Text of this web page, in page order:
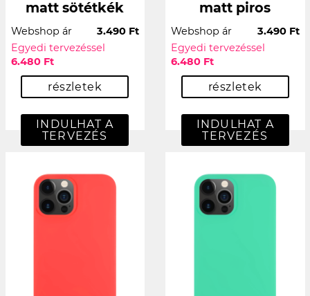
matt sötétkék
Webshop ár
3.490 Ft
Egyedi tervezéssel
6.480 Ft
részletek
INDULHAT A
TERVEZÉS
matt piros
Webshop ár
3.490 Ft
Egyedi tervezéssel
6.480 Ft
részletek
INDULHAT A
TERVEZÉS